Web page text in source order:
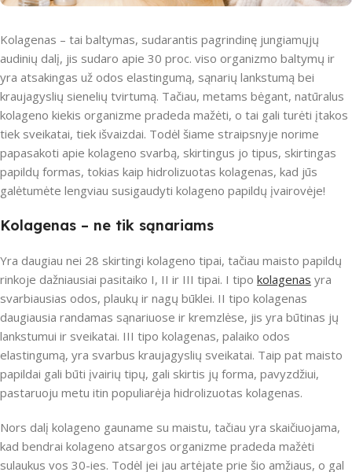
Kolagenas – tai baltymas, sudarantis pagrindinę jungiamųjų
audinių dalį, jis sudaro apie 30 proc. viso organizmo baltymų ir
yra atsakingas už odos elastingumą, sąnarių lankstumą bei
kraujagyslių sienelių tvirtumą. Tačiau, metams bėgant, natūralus
kolageno kiekis organizme pradeda mažėti, o tai gali turėti įtakos
tiek sveikatai, tiek išvaizdai. Todėl šiame straipsnyje norime
papasakoti apie kolageno svarbą, skirtingus jo tipus, skirtingas
papildų formas, tokias kaip hidrolizuotas kolagenas, kad jūs
galėtumėte lengviau susigaudyti kolageno papildų įvairovėje!
Kolagenas – ne tik sąnariams
Yra daugiau nei 28 skirtingi kolageno tipai, tačiau maisto papildų
rinkoje dažniausiai pasitaiko I, II ir III tipai. I tipo kolagenas yra
svarbiausias odos, plaukų ir nagų būklei. II tipo kolagenas
daugiausia randamas sąnariuose ir kremzlėse, jis yra būtinas jų
lankstumui ir sveikatai. III tipo kolagenas, palaiko odos
elastingumą, yra svarbus kraujagyslių sveikatai. Taip pat maisto
papildai gali būti įvairių tipų, gali skirtis jų forma, pavyzdžiui,
pastaruoju metu itin populiarėja hidrolizuotas kolagenas.
Nors dalį kolageno gauname su maistu, tačiau yra skaičiuojama,
kad bendrai kolageno atsargos organizme pradeda mažėti
sulaukus vos 30-ies. Todėl jei jau artėjate prie šio amžiaus, o gal